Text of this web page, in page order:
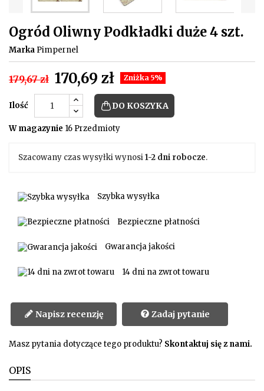
Ogród Oliwny Podkładki duże 4 szt.
Marka Pimpernel
179,67 zł 170,69 zł Zniżka 5%
Ilość DO KOSZYKA
W magazynie 16 Przedmioty
Szacowany czas wysyłki wynosi1-2 dni robocze.
Szybka wysyłka
Bezpieczne płatności
Gwarancja jakości
14 dni na zwrot towaru
Napisz recenzję Zadaj pytanie
Masz pytania dotyczące tego produktu? Skontaktuj się z nami.
OPIS